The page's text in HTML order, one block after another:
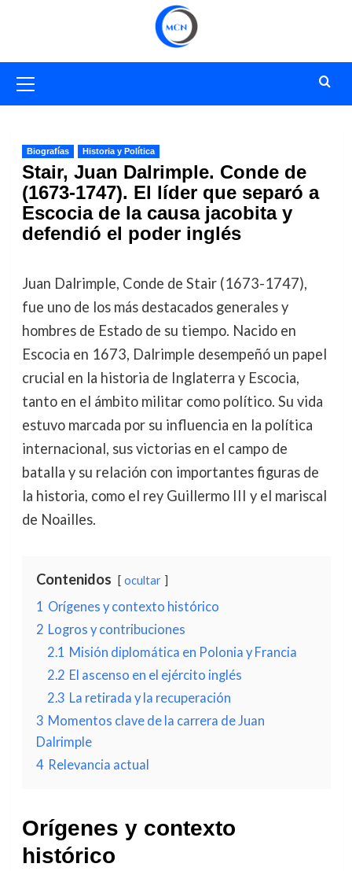
primario
Biografías Historia y Política
Stair, Juan Dalrimple. Conde de
(1673-1747). El líder que separó a
Escocia de la causa jacobita y
defendió el poder inglés
Juan Dalrimple, Conde de Stair (1673-1747),
fue uno de los más destacados generales y
hombres de Estado de su tiempo. Nacido en
Escocia en 1673, Dalrimple desempeñó un papel
crucial en la historia de Inglaterra y Escocia,
tanto en el ámbito militar como político. Su vida
estuvo marcada por su influencia en la política
internacional, sus victorias en el campo de
batalla y su relación con importantes figuras de
la historia, como el rey Guillermo III y el mariscal
de Noailles.
Contenidos ocultar
1 Orígenes y contexto histórico
2 Logros y contribuciones
2.1 Misión diplomática en Polonia y Francia
2.2 El ascenso en el ejército inglés
2.3 La retirada y la recuperación
3 Momentos clave de la carrera de Juan
Dalrimple
4 Relevancia actual
Orígenes y contexto
histórico